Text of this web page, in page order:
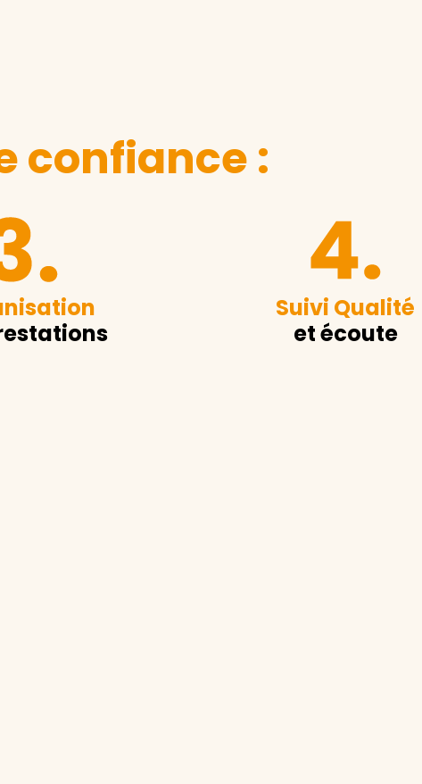
confiance :
Suivi Qualité
et écoute